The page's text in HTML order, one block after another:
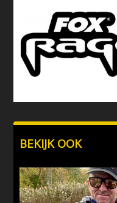
BEKIJK OOK